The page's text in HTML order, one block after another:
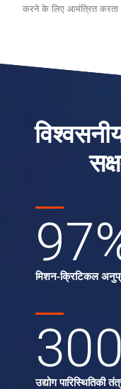
करने के लिए आमंत्रित करता
97
मिशन-क्रिटिकल
300
उद्योग पारिस्थितिकी